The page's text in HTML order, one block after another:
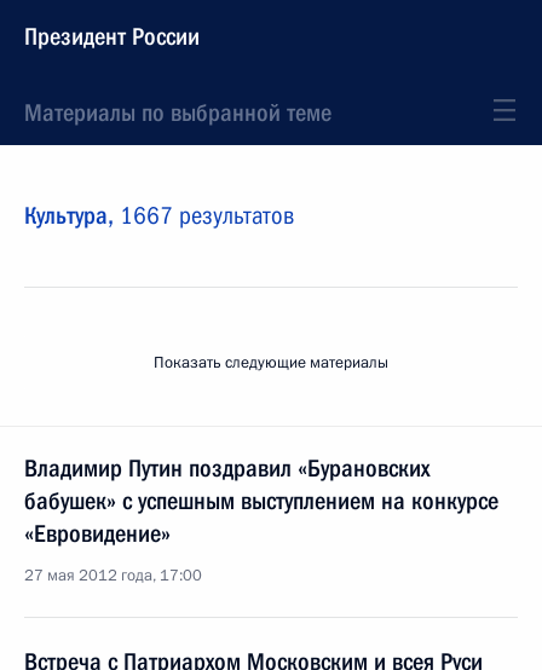
Президент России
Материалы по выбранной теме
Культура, 1667 результатов
Показать следующие материалы
Владимир Путин поздравил «Бурановских
бабушек» с успешным выступлением на конкурсе
«Евровидение»
27 мая 2012 года, 17:00
Встреча с Патриархом Московским и всея Руси